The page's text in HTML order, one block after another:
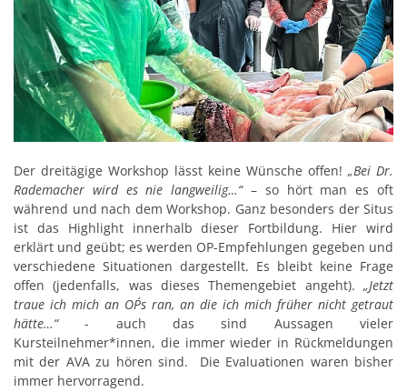
Der dreitägige Workshop lässt keine Wünsche offen! „Bei Dr.
Rademacher wird es nie langweilig…“– so hört man es oft
während und nach dem Workshop. Ganz besonders der Situs
ist das Highlight innerhalb dieser Fortbildung. Hier wird
erklärt und geübt; es werden OP-Empfehlungen gegeben und
verschiedene Situationen dargestellt. Es bleibt keine Frage
offen (jedenfalls, was dieses Themengebiet angeht). „Jetzt
traue ich mich an OP´s ran, an die ich mich früher nicht getraut
hätte…“- auch das sind Aussagen vieler
Kursteilnehmer*innen, die immer wieder in Rückmeldungen
mit der AVA zu hören sind. Die Evaluationen waren bisher
immer hervorragend.